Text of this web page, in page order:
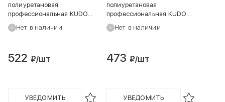
полиуретановая
профессиональная KUDO
PROFF 70+ ARKTIKA NORD
зимняя, 900 г
Нет в наличии
522 ₽/шт
УВЕДОМИТЬ
полиуретановая
профессиональная KUDO
PROFF 65+ ARKTIKA зимняя,
930 г
Нет в наличии
473 ₽/шт
УВЕДОМИТЬ